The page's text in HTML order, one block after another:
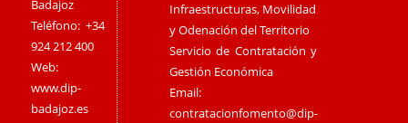
Badajoz
Teléfono: +34
924 212 400
Web:
www.dip-
badajoz.es
Infraestructuras, Movilidad
y Odenación del Territorio
Servicio de Contratación y
Gestión Económica
Email:
contratacionfomento@dip-